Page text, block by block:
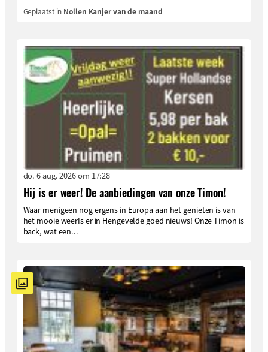
Geplaatst in Nollen Kanjer van de maand
do. 6 aug. 2026 om 17:28
Hij is er weer! De aanbiedingen van onze Timon!
Waar menigeen nog ergens in Europa aan het genieten is van
het mooie weerIs er in Hengevelde goed nieuws! Onze Timon is
back, wat een...